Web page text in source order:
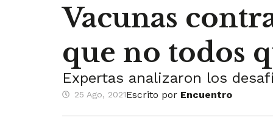
Vacunas
que no todos
Expertas analizaron los
25 Ago, 2021Escrito por Encuentro